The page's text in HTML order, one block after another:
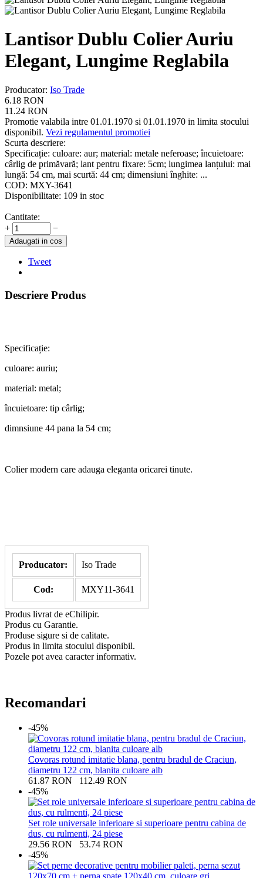
Lantisor Dublu Colier Auriu
Elegant, Lungime Reglabila
Producator: Iso Trade
6.18 RON
11.24 RON
Promotie valabila intre 01.01.1970 si 01.01.1970 in limita stocului
disponibil. Vezi regulamentul promotiei
Scurta descriere:
Specificație: culoare: aur; material: metale neferoase; încuietoare:
cârlig de primăvară; lant pentru fixare: 5cm; lungimea lanțului: mai
lungă: 54 cm, mai scurtă: 44 cm; dimensiuni înghite: ...
COD: MXY-3641
Disponibilitate: 109 in stoc
Cantitate:
+
−
Adaugati in cos
Tweet
Descriere Produs
Specificație:
culoare: auriu;
material: metal;
încuietoare: tip cârlig;
dimnsiune 44 pana la 54 cm;
Colier modern care adauga eleganta oricarei tinute.
Producator: Iso Trade
Cod: MXY11-3641
Produs livrat de eChilipir.
Produs cu Garantie.
Produse sigure si de calitate.
Produs in limita stocului disponibil.
Pozele pot avea caracter informativ.
Recomandari
-45%
Covoras rotund imitatie blana, pentru bradul de Craciun,
diametru 122 cm, blanita culoare alb
61.87 RON 112.49 RON
-45%
Set role universale inferioare si superioare pentru cabina de
dus, cu rulmenti, 24 piese
29.56 RON 53.74 RON
-45%